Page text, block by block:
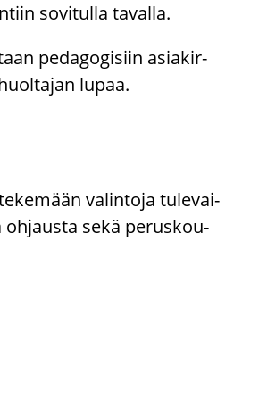
so­vi­tul­la ta­val­la.
pe­da­go­gi­siin asia­kir­
lupaa.
va­lin­to­ja tu­le­vai­
oh­jaus­ta sekä pe­rus­kou­